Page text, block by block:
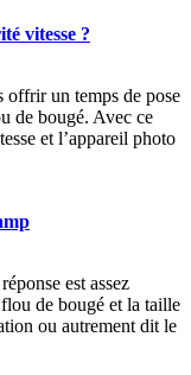
vitesse ?
un temps de pose
de bougé. Avec ce
et l’appareil photo
est assez
de bougé et la taille
ou autrement dit le